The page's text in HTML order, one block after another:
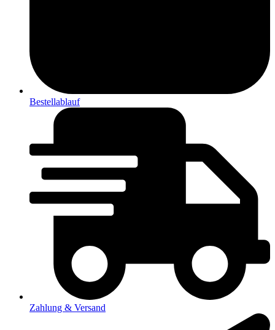
Bestellablauf
Zahlung & Versand